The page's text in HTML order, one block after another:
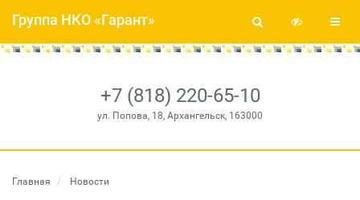
+7 (818) 220-65-10
ул. Попова, 18, Архангельск, 163000
Группа НКО «Гарант»
Главная Новости